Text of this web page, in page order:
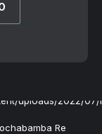
Re